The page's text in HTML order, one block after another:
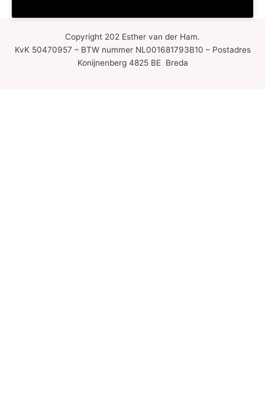
Copyright 202 Esther van der Ham.
KvK 50470957 – BTW nummer NL001681793B10 – Postadres
Konijnenberg 4825 BE Breda